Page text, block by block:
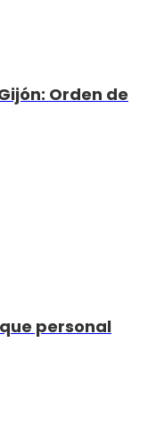
Orden de
personal